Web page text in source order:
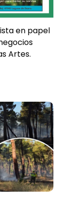
en papel
Artes.